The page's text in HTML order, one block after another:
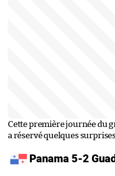
Cette première journée du
a réservé quelques
Panama 5-2